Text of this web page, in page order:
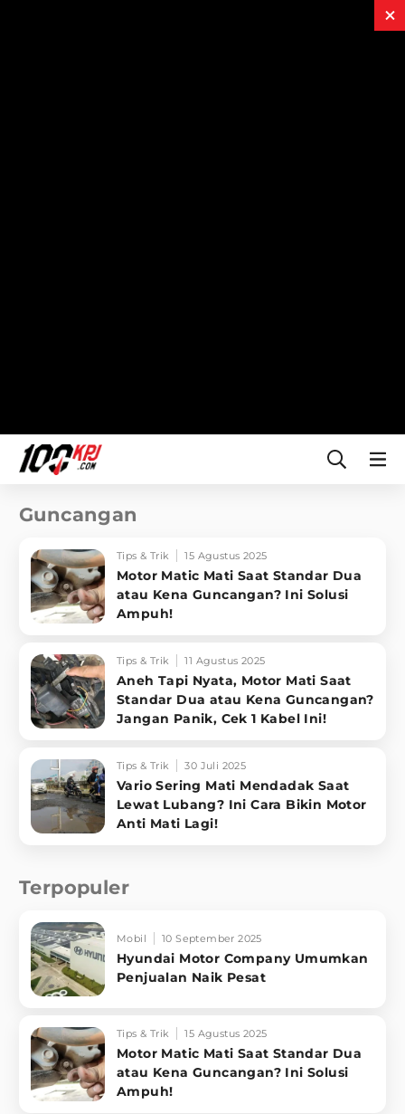
Guncangan
Tips & Trik 15 Agustus 2025
Motor Matic Mati Saat Standar Dua
atau Kena Guncangan? Ini Solusi
Ampuh!
Tips & Trik 11 Agustus 2025
Aneh Tapi Nyata, Motor Mati Saat
Standar Dua atau Kena Guncangan?
Jangan Panik, Cek 1 Kabel Ini!
Tips & Trik 30 Juli 2025
Vario Sering Mati Mendadak Saat
Lewat Lubang? Ini Cara Bikin Motor
Anti Mati Lagi!
Terpopuler
Mobil 10 September 2025
Hyundai Motor Company Umumkan
Penjualan Naik Pesat
Tips & Trik 15 Agustus 2025
Motor Matic Mati Saat Standar Dua
atau Kena Guncangan? Ini Solusi
Ampuh!